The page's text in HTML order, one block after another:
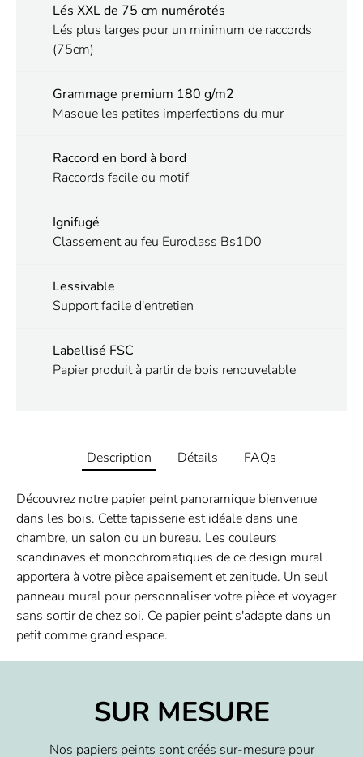
Lés XXL de 75 cm numérotés
Lés plus larges pour un minimum de raccords
(75cm)
Grammage premium 180 g/m2
Masque les petites imperfections du mur
Raccord en bord à bord
Raccords facile du motif
Ignifugé
Classement au feu Euroclass Bs1D0
Lessivable
Support facile d'entretien
Labellisé FSC
Papier produit à partir de bois renouvelable
Description Détails FAQs
Découvrez notre papier peint panoramique bienvenue
dans les bois. Cette tapisserie est idéale dans une
chambre, un salon ou un bureau. Les couleurs
scandinaves et monochromatiques de ce design mural
apportera à votre pièce apaisement et zenitude. Un seul
panneau mural pour personnaliser votre pièce et voyager
sans sortir de chez soi. Ce papier peint s'adapte dans un
petit comme grand espace.
SUR MESURE
Nos papiers peints sont créés sur-mesure pour